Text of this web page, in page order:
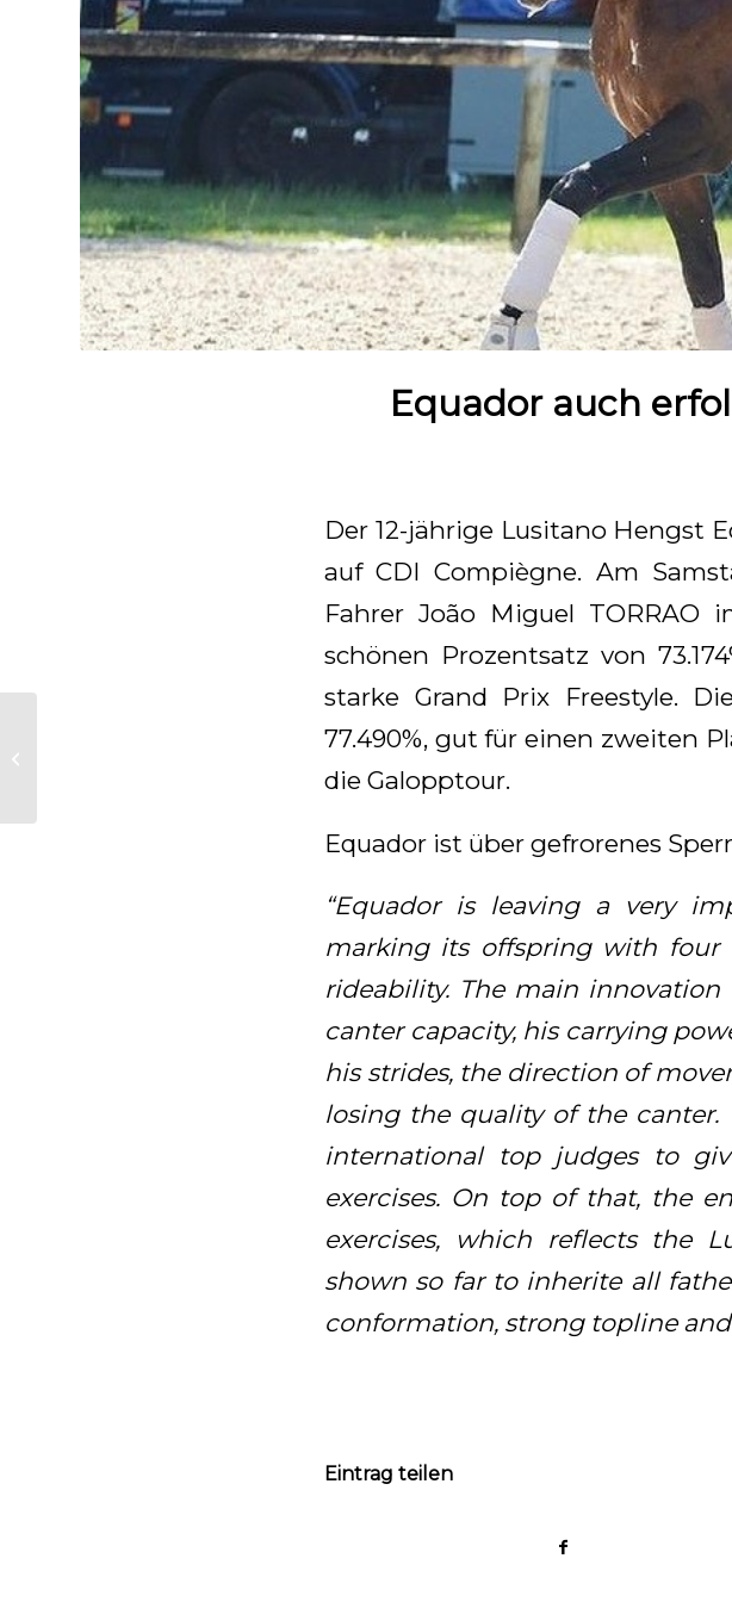
Equador auch
Der 12-jährige Lusitano Hengst
auf CDI Compiègne. Am
Fahrer João Miguel TORRAO
schönen Prozentsatz von
starke Grand Prix Freestyle.
77.490%, gut für einen zweiten
die Galopptour.
Equador ist über gefrorenes
“Equador is leaving a very
marking its offspring with four
rideability. The main
canter capacity, his carrying
his strides, the direction of
losing the quality of the
international top judges to
exercises. On top of that, the
exercises, which reflects the
shown so far to inherite all
conformation, strong topline
Eintrag teilen